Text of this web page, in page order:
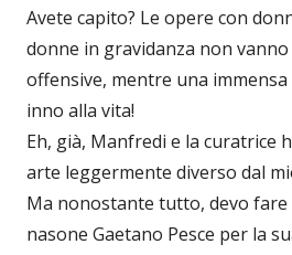
Avete capito? Le opere con
donne in gravidanza non
offensive, mentre una
inno alla vita!
Eh, già, Manfredi e la curatrice
arte leggermente diverso dal
Ma nonostante tutto, devo fare
nasone Gaetano Pesce per la